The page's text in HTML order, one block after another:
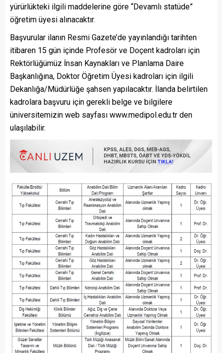
yürürlükteki ilgili maddelerine göre “Devamlı statüde”
öğretim üyesi alınacaktır.
Başvurular ilanın Resmi Gazete’de yayınlandığı tarihten
itibaren 15 gün içinde Profesör ve Doçent kadroları için
Rektörlüğümüz İnsan Kaynakları ve Planlama Daire
Başkanlığına, Doktor Öğretim Üyesi kadroları için ilgili
Dekanlığa/Müdürlüğe şahsen yapılacaktır. İlanda belirtilen
kadrolara başvuru için gerekli belge ve bilgilere
üniversitemizin web sayfası www.medipol.edu.tr den
ulaşılabilir.